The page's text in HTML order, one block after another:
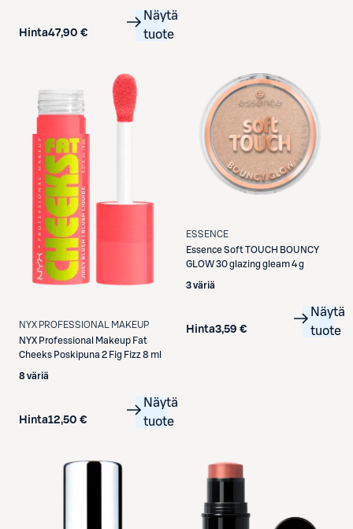
Hinta47,90 €
Näytä
tuote
NYX PROFESSIONAL MAKEUP
NYX Professional Makeup Fat
Cheeks Poskipuna 2 Fig Fizz 8 ml
8 väriä
Hinta12,50 €
Näytä
tuote
ESSENCE
EssenceSoft TOUCH BOUNCY
GLOW 30 glazing gleam 4 g
3 väriä
Hinta3,59 €
Näytä
tuote